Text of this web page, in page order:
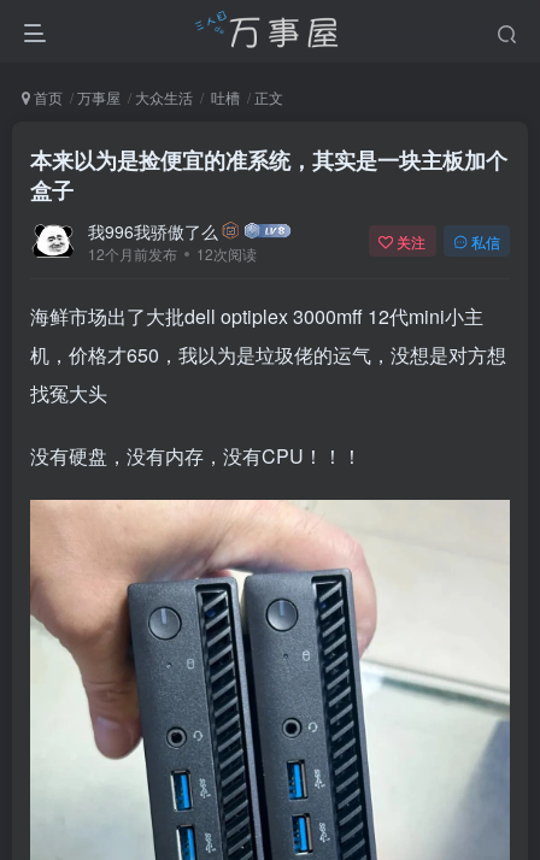
首页 万事屋 大众生活 吐槽 正文
本来以为是捡便宜的准系统，其实是一块主板加个
盒子
我996我骄傲了么
12个月前发布 12次阅读
关注 私信
海鲜市场出了大批dell optiplex 3000mff 12代mini小主
机，价格才650，我以为是垃圾佬的运气，没想是对方想
找冤大头
没有硬盘，没有内存，没有CPU！！！